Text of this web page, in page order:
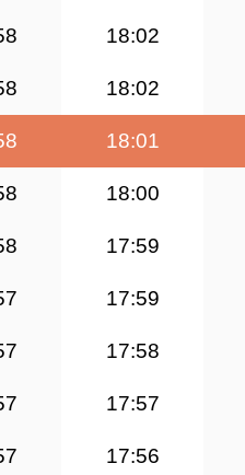
18:02
18:02
18:01
18:00
17:59
17:59
17:58
17:57
17:56